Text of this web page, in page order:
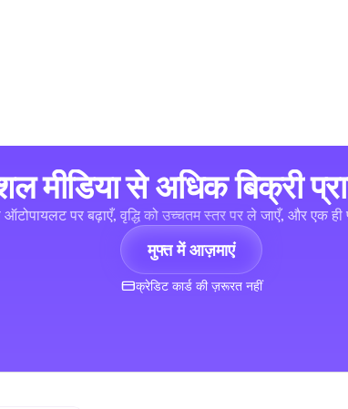
मीडिया से अधिक बिक्री
पर बढ़ाएँ, वृद्धि को उच्चतम स्तर पर ले जाएँ, और एक ही
मुफ्त में आज़माएं
क्रेडिट कार्ड की ज़रूरत नहीं